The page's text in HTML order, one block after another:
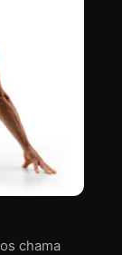
chama